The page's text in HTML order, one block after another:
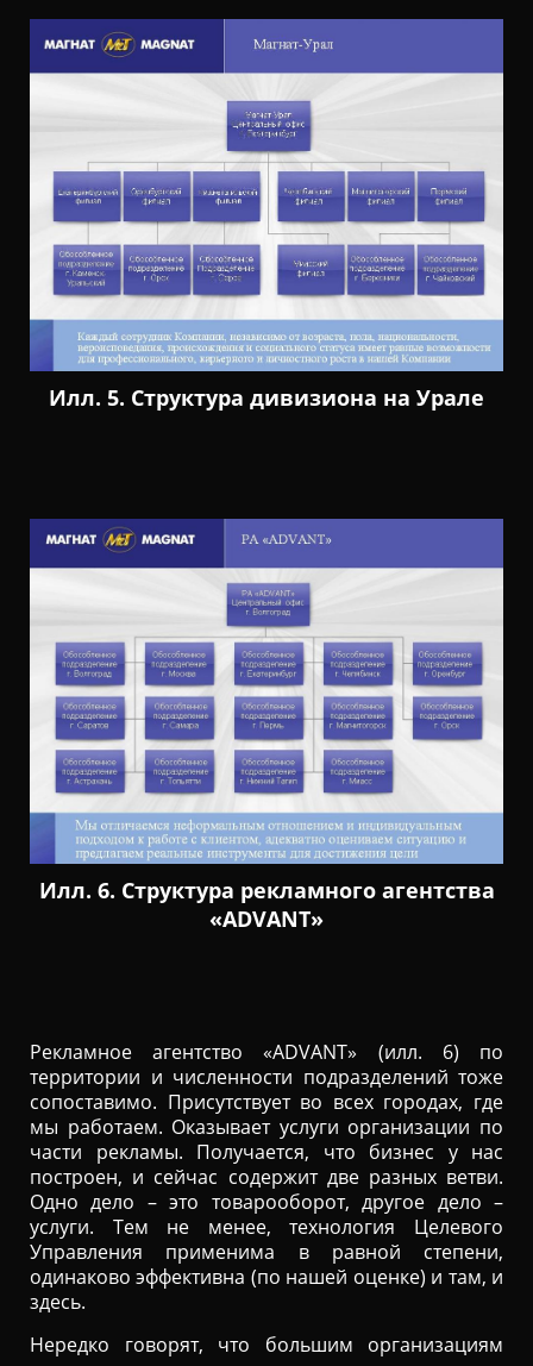
Илл. 5. Структура дивизиона на Урале
Илл. 6. Структура рекламного агентства
«ADVANT»
Рекламное агентство «ADVANT» (илл. 6) по
территории и численности подразделений тоже
сопоставимо. Присутствует во всех городах, где
мы работаем. Оказывает услуги организации по
части рекламы. Получается, что бизнес у нас
построен, и сейчас содержит две разных ветви.
Одно дело – это товарооборот, другое дело –
услуги. Тем не менее, технология Целевого
Управления применима в равной степени,
одинаково эффективна (по нашей оценке) и там, и
здесь.
Нередко говорят, что большим организациям